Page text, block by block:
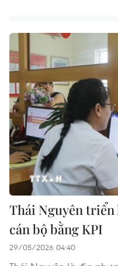
Thái Nguyên triển
cán bộ bằng KPI
29/05/2026 04:40